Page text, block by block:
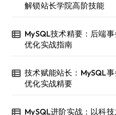
解锁站长学院高阶技能
MySQL技术精要：后端
优化实战指南
技术赋能站长：MySQL
优化实战精要
MySQL进阶实战：以科